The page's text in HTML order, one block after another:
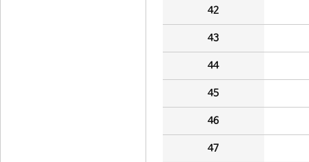
42
43
44
45
46
47